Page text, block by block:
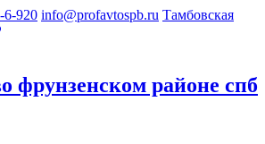
6-920 info@profavtospb.ru Тамбовская
фрунзенском районе спб